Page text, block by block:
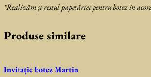
*Realizăm și restul papetăriei pentru botez în
Produse similare
Invitație botez Martin